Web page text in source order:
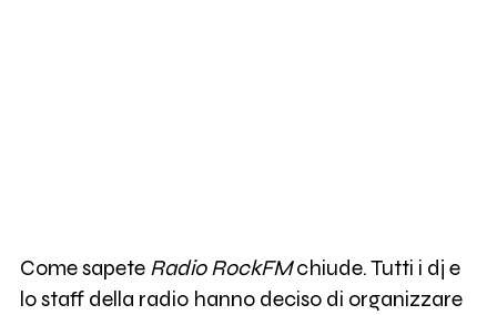
Come sapete Radio RockFMchiude. Tutti i dj e
lo staff della radio hanno deciso di organizzare